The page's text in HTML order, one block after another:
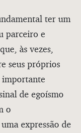
ter um
parceiro e
às vezes,
seus próprios
importante
de egoísmo
o
expressão de